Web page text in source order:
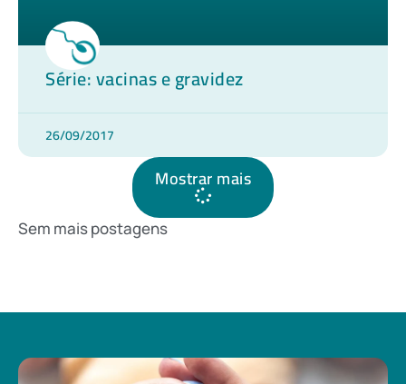
Série: vacinas e gravidez
26/09/2017
Mostrar mais
Sem mais postagens